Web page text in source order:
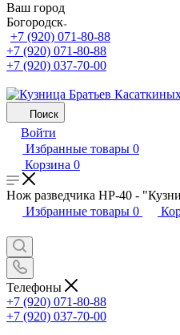
Ваш город
Богородск
+7 (920) 071-80-88
+7 (920) 071-80-88
+7 (920) 037-70-00
Поиск
Войти
Избранные товары 0
Корзина 0
Нож разведчика НР-40 -
Избранные товары 0
Телефоны
+7 (920) 071-80-88
+7 (920) 037-70-00